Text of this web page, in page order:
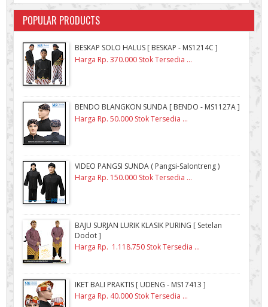
POPULAR PRODUCTS
BESKAP SOLO HALUS [ BESKAP - MS1214C ]
Harga Rp. 370.000 Stok Tersedia ...
BENDO BLANGKON SUNDA [ BENDO - MS1127A ]
Harga Rp. 50.000 Stok Tersedia ...
VIDEO PANGSI SUNDA ( Pangsi-Salontreng )
Harga Rp. 150.000 Stok Tersedia ...
BAJU SURJAN LURIK KLASIK PURING [ Setelan
Dodot ]
Harga Rp. 1.118.750 Stok Tersedia ...
IKET BALI PRAKTIS [ UDENG - MS17413 ]
Harga Rp. 40.000 Stok Tersedia ...